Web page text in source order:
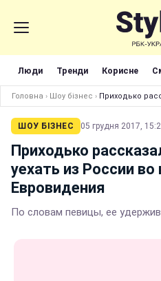
Люди Тренди Корисне
Головна › Шоу бізнес › Приходько
ШОУ БІЗНЕС 05 грудня 2017,
Приходько
уехать из России во
Евровидения
По словам певицы, ее